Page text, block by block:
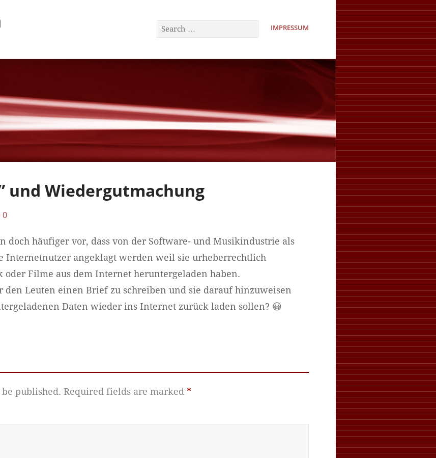
IMPRESSUM
und Wiedergutmachung
0
doch häufiger vor, dass von der Software- und Musikindustrie als
Internetnutzer angeklagt werden weil sie urheberrechtlich
oder Filme aus dem Internet heruntergeladen haben.
den Leuten einen Brief zu schreiben und sie darauf hinzuweisen
Daten wieder ins Internet zurück laden sollen? 😀
published. Required fields are marked *